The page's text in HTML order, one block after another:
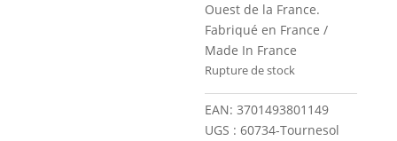
Ouest de la France.
Fabriqué en France /
Made In France
Rupture de stock
EAN:3701493801149
UGS :60734-Tournesol